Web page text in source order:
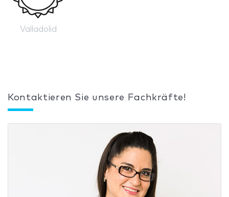
Valladolid
Kontaktieren Sie unsere Fachkräfte!